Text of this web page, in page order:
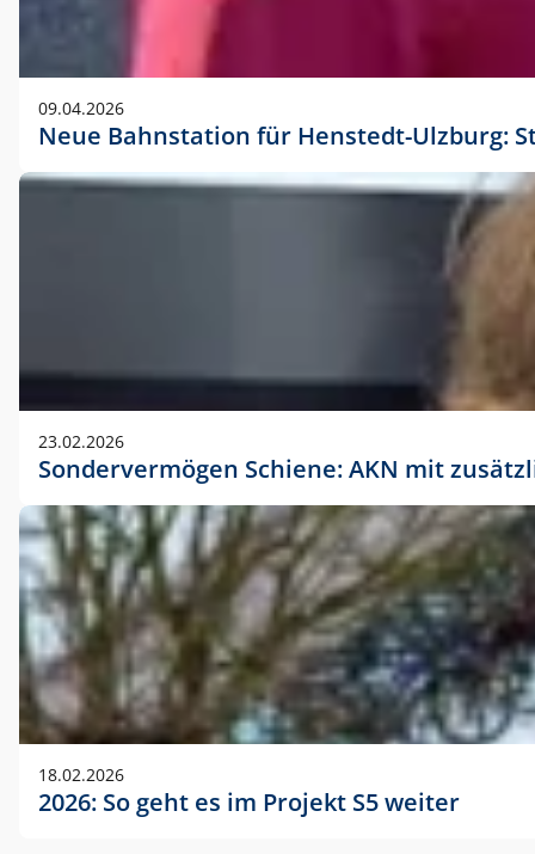
09.04.2026
Neue Bahnstation für Henstedt-Ulzburg:
23.02.2026
Sondervermögen Schiene: AKN mit
18.02.2026
2026: So geht es im Projekt S5 weiter